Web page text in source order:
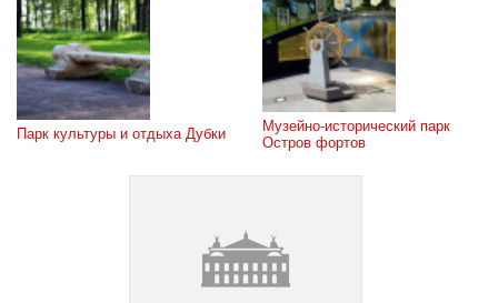
Парк культуры и отдыха Дубки
Музейно-исторический парк
Остров фортов